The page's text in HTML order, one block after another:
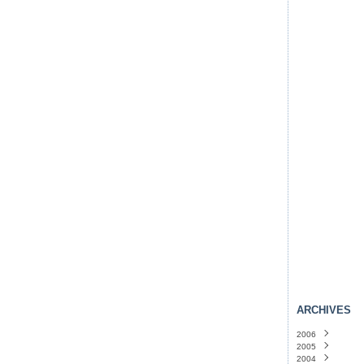
ARCHIVES
2006
Novembre
Octobre
2005
Décembre
2004